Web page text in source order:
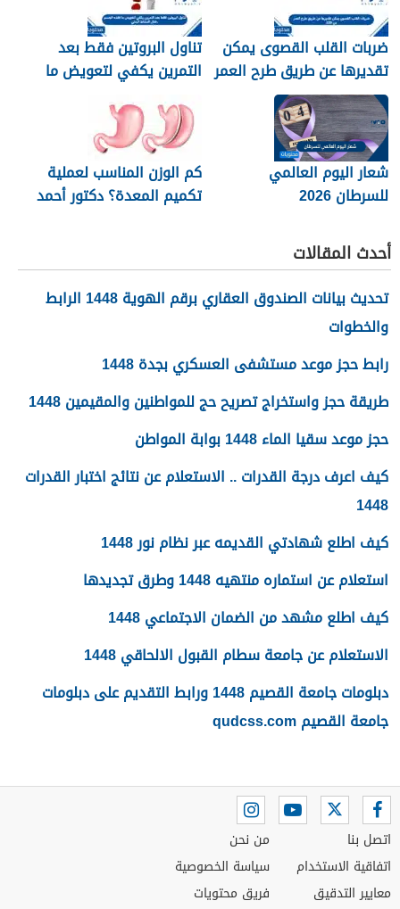
ضربات القلب القصوى يمكن
تقديرها عن طريق طرح العمر
من 220
تناول البروتين فقط بعد
التمرين يكفي لتعويض ما
البدني
شعار اليوم العالمي
للسرطان 2026
كم الوزن المناسب لعملية
تكميم المعدة؟ دكتور أحمد
أحدث المقالات
تحديث بيانات الصندوق العقاري برقم الهوية 1448 الرابط
والخطوات
رابط حجز موعد مستشفى العسكري بجدة 1448
طريقة حجز واستخراج تصريح حج للمواطنين والمقيمين 1448
حجز موعد سقيا الماء 1448 بوابة المواطن
كيف اعرف درجة القدرات .. الاستعلام عن نتائج اختبار القدرات
1448
كيف اطلع شهادتي القديمه عبر نظام نور 1448
استعلام عن استماره منتهيه 1448 وطرق تجديدها
كيف اطلع مشهد من الضمان الاجتماعي 1448
الاستعلام عن جامعة سطام القبول الالحاقي 1448
دبلومات جامعة القصيم 1448 ورابط التقديم على دبلومات
جامعة القصيم qudcss.com
اتصل بنا
اتفاقية الاستخدام
معايير التدقيق
من نحن
سياسة الخصوصية
فريق محتويات